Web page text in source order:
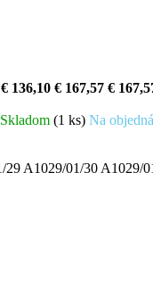
136,10 € 167,57 €
Skladom (1 ks) Na
29 A1029/01/30 A1029/